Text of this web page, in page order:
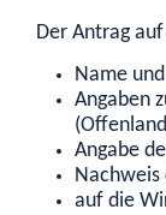
Der Antrag
Name
Angaben
Angabe
Nachweis
auf die